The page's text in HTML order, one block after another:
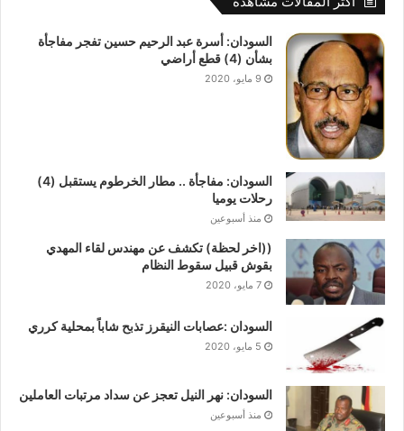
السودان: أسرة عبد الرحيم حسين تفجر مفاجأة
بشأن (4) قطع أراضي
9 مايو، 2020
السودان: مفاجأة .. مطار الخرطوم يستقبل (4)
رحلات يوميا
منذ أسبوعين
((اخر لحظة) تكشف عن مهندس لقاء المهدي
بقوش قبيل سقوط النظام
7 مايو، 2020
السودان :عصابات النيقرز تذبح شاباً بمحلية كرري
5 مايو، 2020
السودان: نهر النيل تعجز عن سداد مرتبات العاملين
منذ أسبوعين